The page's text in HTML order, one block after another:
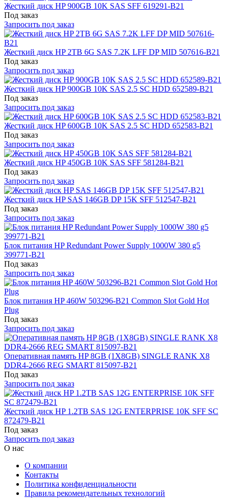
Жесткий диск HP 900GB 10K SAS SFF 619291-B21
Под заказ
Запросить под заказ
Жесткий диск HP 2TB 6G SAS 7.2K LFF DP MID 507616-B21
Под заказ
Запросить под заказ
Жесткий диск HP 900GB 10K SAS 2.5 SC HDD 652589-B21
Под заказ
Запросить под заказ
Жесткий диск HP 600GB 10K SAS 2.5 SC HDD 652583-B21
Под заказ
Запросить под заказ
Жесткий диск HP 450GB 10K SAS SFF 581284-B21
Под заказ
Запросить под заказ
Жесткий диск HP SAS 146GB DP 15K SFF 512547-B21
Под заказ
Запросить под заказ
Блок питания HP Redundant Power Supply 1000W 380 g5
399771-B21
Под заказ
Запросить под заказ
Блок питания HP 460W 503296-B21 Common Slot Gold Hot
Plug
Под заказ
Запросить под заказ
Оперативная память HP 8GB (1X8GB) SINGLE RANK X8
DDR4-2666 REG SMART 815097-B21
Под заказ
Запросить под заказ
Жесткий диск HP 1.2TB SAS 12G ENTERPRISE 10K SFF SC
872479-B21
Под заказ
Запросить под заказ
О нас
О компании
Контакты
Политика конфиденциальности
Правила рекомендательных технологий